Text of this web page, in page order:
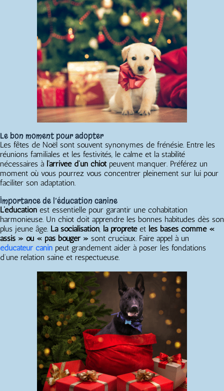
Le bon moment pour adopter
Les fêtes de Noël sont souvent synonymes de frénésie. Entre les
réunions familiales et les festivités, le calme et la stabilité
nécessaires à l’arrivée d’un chiotpeuvent manquer. Préférez un
moment où vous pourrez vous concentrer pleinement sur lui pour
faciliter son adaptation.
Importance de l’éducation canine
L’éducation est essentielle pour garantir une cohabitation
harmonieuse. Un chiot doit apprendre les bonnes habitudes dès son
plus jeune âge. La socialisation, la propreté et les bases comme «
assis » ou « pas bouger » sont cruciaux. Faire appel à un
éducateur canin peut grandement aider à poser les fondations
d’une relation saine et respectueuse.